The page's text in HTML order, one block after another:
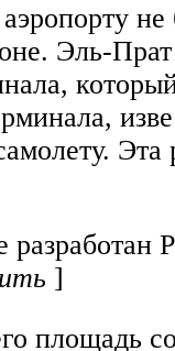
Эль-
]
площадь